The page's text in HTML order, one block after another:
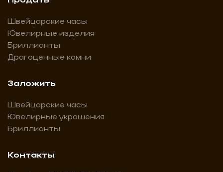
Швейцарские часы
Ювелирные изделия
Бриллианты
Драгоценные камни
Заложить
Швейцарские часы
Ювелирные украшения
Бриллианты
Контакты